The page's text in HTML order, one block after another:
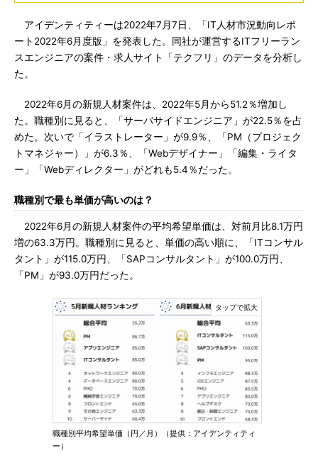
アイデンティティーは2022年7月7日、「IT人材市況動向レポ
ート2022年6月度版」を発表した。同社が運営するITフリーラン
スエンジニアの案件・求人サイト「テクフリ」のデータを分析し
た。
2022年6月の新規人材案件は、2022年5月から51.2％増加し
た。職種別に見ると、「サーバサイドエンジニア」が22.5％を占
めた。次いで「イラストレーター」が9.9％、「PM（プロジェク
トマネジャー）」が6.3％、「Webデザイナー」「編集・ライタ
ー」「Webディレクター」がどれも5.4％だった。
職種別で最も単価が高いのは？
2022年6月の新規人材案件の平均希望単価は、対前月比8.1万円
増の63.3万円。職種別に見ると、単価の高い順に、「ITコンサル
タント」が115.0万円、「SAPコンサルタント」が100.0万円、
「PM」が93.0万円だった。
職種別平均希望単価（円／月）（提供：アイデンティティ
ー）